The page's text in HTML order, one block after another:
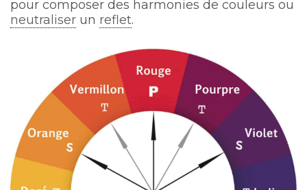
pour composer des harmonies de couleurs ou
neutraliser un reflet.